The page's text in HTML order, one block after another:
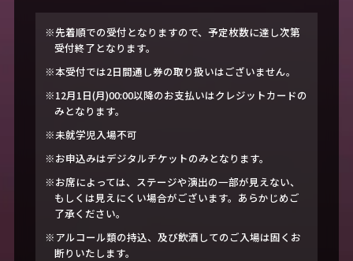
※先着順での受付となりますので、予定枚数に達し次第
受付終了となります。
※本受付では2日間通し券の取り扱いはございません。
※12月1日(月)00:00以降のお支払いはクレジットカードの
みとなります。
※未就学児入場不可
※お申込みはデジタルチケットのみとなります。
※お席によっては、ステージや演出の一部が見えない、
もしくは見えにくい場合がございます。あらかじめご
了承ください。
※アルコール類の持込、及び飲酒してのご入場は固くお
断りいたします。